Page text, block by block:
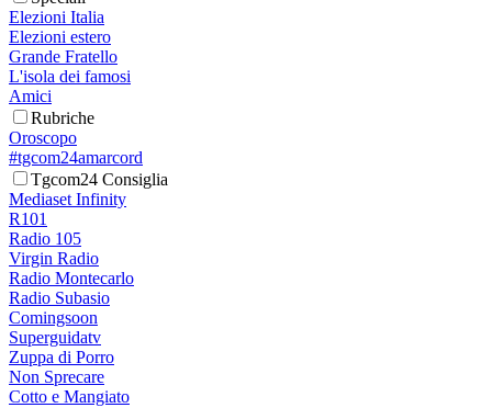
Elezioni Italia
Elezioni estero
Grande Fratello
L'isola dei famosi
Amici
Rubriche
Oroscopo
#tgcom24amarcord
Tgcom24 Consiglia
Mediaset Infinity
R101
Radio 105
Virgin Radio
Radio Montecarlo
Radio Subasio
Comingsoon
Superguidatv
Zuppa di Porro
Non Sprecare
Cotto e Mangiato